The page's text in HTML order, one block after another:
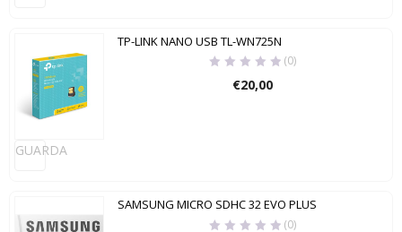
GUARDA
TP-LINK NANO USB TL-WN725N
(0)
€20,00
SAMSUNG MICRO SDHC 32 EVO PLUS
(0)